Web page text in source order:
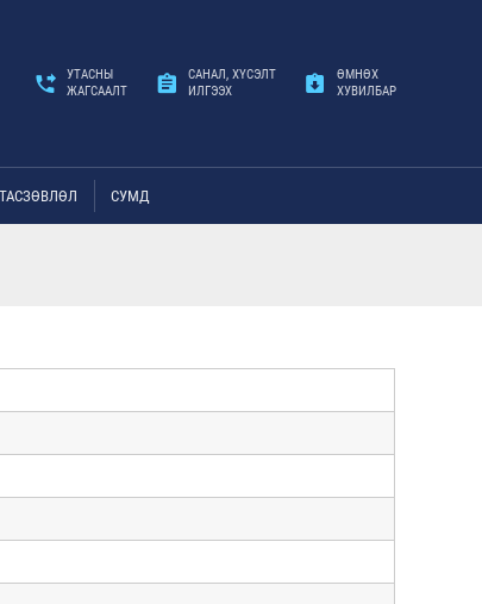
УТАСНЫ
ЖАГСААЛТ
САНАЛ, ХҮСЭЛТ
ИЛГЭЭХ
ӨМНӨХ
ХУВИЛБАР
ТАСЗӨВЛӨЛ СУМД